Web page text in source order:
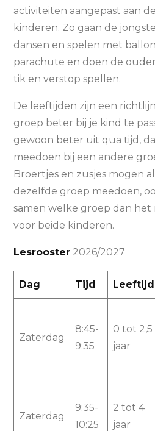
activiteiten aangepast aan
kinderen. Zo gaan de
dansen en spelen met
parachute en doen de
tik en verstop spellen.
De leeftijden zijn een
groep beter bij je kind te
gewoon beter uit qua tijd,
meedoen bij een andere
Broertjes en zusjes mogen
dezelfde groep meedoen,
samen welke groep dan het
voor beide kinderen.
Lesrooster 2026/2027
Dag Tijd Leeftijd
Zaterdag
8:45-
9:35
0 tot 2,5
jaar
Zaterdag
9:35-
10:25
2 tot 4
jaar